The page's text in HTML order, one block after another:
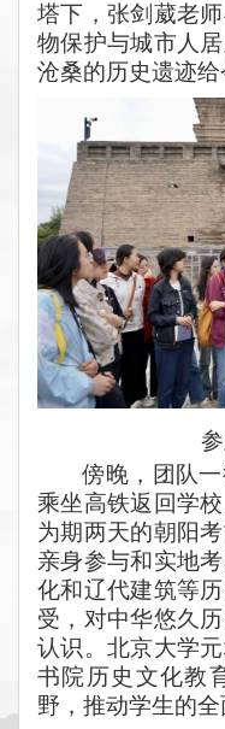
塔下，张剑葳老
物保护与城市人
沧桑的历史遗迹给
傍晚，团队
乘坐高铁返回学
为期两天的朝阳
亲身参与和实地
化和辽代建筑等
受，对中华悠久
认识。北京大学
书院历史文化教
野，推动学生的全